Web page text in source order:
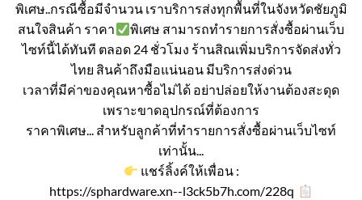
พิเศษ..กรณีซื้อมีจำนวน เราบริการส่งทุกพื้นที่ในจังหวัดชัยภูมิ
สนใจสินค้า ราคา
พิเศษ สามารถทำรายการสั่งซื้อผ่านเว็บ
ไซท์นี้ได้ทันที ตลอด 24 ชั่วโมง ร้านสิณเพิ่มบริการจัดส่งทั่ว
ไทย สินค้าถึงมือแน่นอน มีบริการส่งด่วน
เวลาที่มีค่าของคุณหาซื้อไม่ได้ อย่าปล่อยให้งานต้องสะดุด
เพราะขาดอุปกรณ์ที่ต้องการ
ราคาพิเศษ... สำหรับลูกค้าที่ทำรายการสั่งซื้อผ่านเว็บไซท์
เท่านั้น...
แชร์ลิ้งค์ให้เพื่อน :
https://sphardware.xn--l3ck5b7h.com/228q